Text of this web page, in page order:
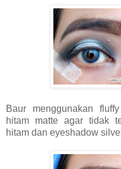
Baur menggunakan
hitam matte agar tidak
hitam dan eyeshadow